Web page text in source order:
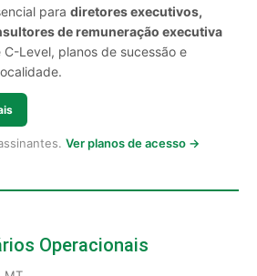
para diretores executivos,
de remuneração executiva
Level, planos de sucessão e
Ver planos de acesso →
Operacionais